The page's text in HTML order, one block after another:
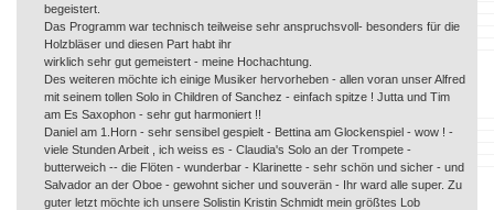
begeistert.
Das Programm war technisch teilweise sehr anspruchsvoll- besonders für die
Holzbläser und diesen Part habt ihr
wirklich sehr gut gemeistert - meine Hochachtung.
Des weiteren möchte ich einige Musiker hervorheben - allen voran unser Alfred
mit seinem tollen Solo in Children of Sanchez - einfach spitze ! Jutta und Tim
am Es Saxophon - sehr gut harmoniert !!
Daniel am 1.Horn - sehr sensibel gespielt - Bettina am Glockenspiel - wow ! -
viele Stunden Arbeit , ich weiss es - Claudia's Solo an der Trompete -
butterweich -- die Flöten - wunderbar - Klarinette - sehr schön und sicher - und
Salvador an der Oboe - gewohnt sicher und souverän - Ihr ward alle super. Zu
guter letzt möchte ich unsere Solistin Kristin Schmidt mein größtes Lob